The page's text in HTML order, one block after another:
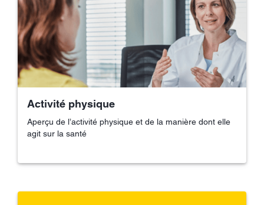
Activité physique
Aperçu de l’activité physique et de la manière dont elle
agit sur la santé